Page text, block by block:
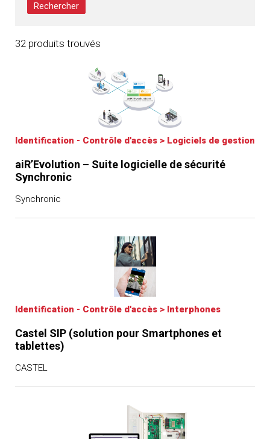
Communications SAS
Fichet Group
contrôle d'accès
32 produits trouvés
Identification - Contrôle d'accès > Logiciels de gestion
aiR’Evolution – Suite logicielle de sécurité
Synchronic
Synchronic
Identification - Contrôle d'accès > Interphones
Castel SIP (solution pour Smartphones et
tablettes)
CASTEL